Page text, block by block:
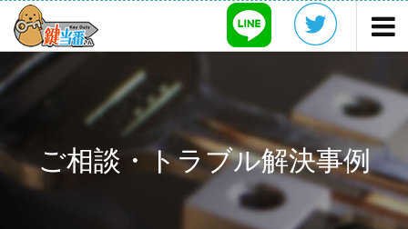
ご相談・トラブル解決事例